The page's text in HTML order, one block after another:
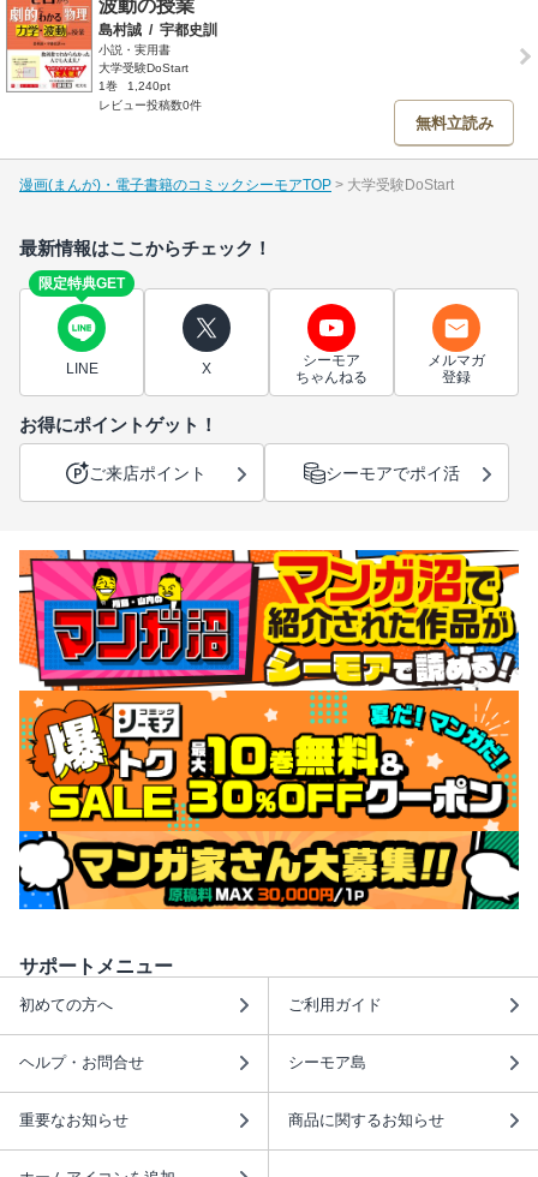
波動の授業
島村誠 / 宇都史訓
小説・実用書
大学受験DoStart
1巻
1,240pt
レビュー投稿数0件
無料立読み
漫画(まんが)・電子書籍のコミックシーモアTOP 大学受験DoStart
最新情報はここからチェック！
限定特典GET
LINE X
シーモア
ちゃんねる
メルマガ
登録
お得にポイントゲット！
ご来店ポイント シーモアでポイ活
サポートメニュー
初めての方へ ご利用ガイド
ヘルプ・お問合せ シーモア島
重要なお知らせ 商品に関するお知らせ